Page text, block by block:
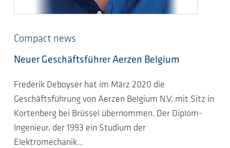
Compact news
Neuer Geschäftsführer Aerzen Belgium
Frederik Deboyser hat im März 2020 die
Geschäftsführung von Aerzen Belgium N.V. mit Sitz in
Kortenberg bei Brüssel übernommen. Der Diplom-
Ingenieur, der 1993 ein Studium der
Elektromechanik…